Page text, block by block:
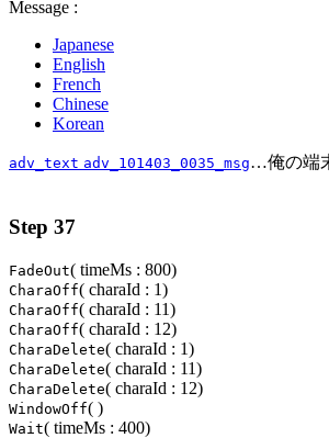
Message :
Japanese
English
French
Chinese
Korean
adv_text adv_101403_0035_msg…俺の端
Step 37
FadeOut( timeMs : 800)
CharaOff( charaId : 1)
CharaOff( charaId : 11)
CharaOff( charaId : 12)
CharaDelete( charaId : 1)
CharaDelete( charaId : 11)
CharaDelete( charaId : 12)
WindowOff( )
Wait( timeMs : 400)